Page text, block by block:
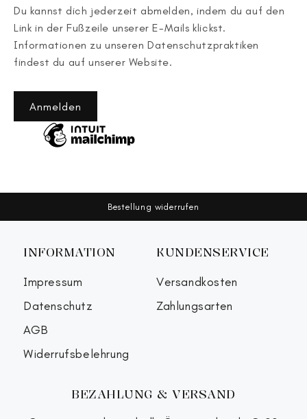
Du kannst dich jederzeit abmelden, indem du auf den
Link in der Fußzeile unserer E-Mails klickst.
Informationen zu unseren Datenschutzpraktiken
findest du auf unserer Website.
Anmelden
Bestellung widerrufen
INFORMATION
Impressum
Datenschutz
AGB
Widerrufsbelehrung
KUNDENSERVICE
Versandkosten
Zahlungsarten
BEZAHLUNG & VERSAND